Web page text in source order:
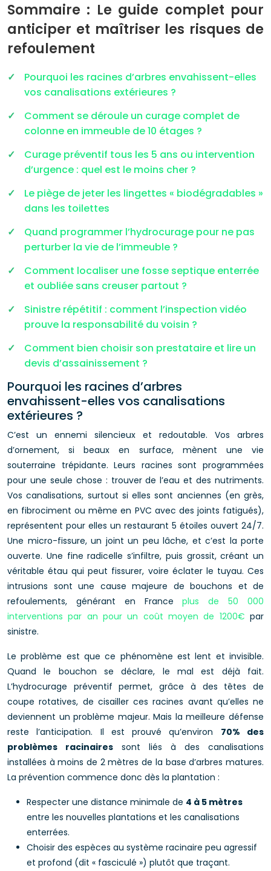
Sommaire : Le guide complet pour
anticiper et maîtriser les risques de
refoulement
Pourquoi les racines d’arbres envahissent-elles
vos canalisations extérieures ?
Comment se déroule un curage complet de
colonne en immeuble de 10 étages ?
Curage préventif tous les 5 ans ou intervention
d’urgence : quel est le moins cher ?
Le piège de jeter les lingettes « biodégradables »
dans les toilettes
Quand programmer l’hydrocurage pour ne pas
perturber la vie de l’immeuble ?
Comment localiser une fosse septique enterrée
et oubliée sans creuser partout ?
Sinistre répétitif : comment l’inspection vidéo
prouve la responsabilité du voisin ?
Comment bien choisir son prestataire et lire un
devis d’assainissement ?
Pourquoi les racines d’arbres
envahissent-elles vos canalisations
extérieures ?
C’est un ennemi silencieux et redoutable. Vos arbres
d’ornement, si beaux en surface, mènent une vie
souterraine trépidante. Leurs racines sont programmées
pour une seule chose : trouver de l’eau et des nutriments.
Vos canalisations, surtout si elles sont anciennes (en grès,
en fibrociment ou même en PVC avec des joints fatigués),
représentent pour elles un restaurant 5 étoiles ouvert 24/7.
Une micro-fissure, un joint un peu lâche, et c’est la porte
ouverte. Une fine radicelle s’infiltre, puis grossit, créant un
véritable étau qui peut fissurer, voire éclater le tuyau. Ces
intrusions sont une cause majeure de bouchons et de
refoulements, générant en Franceplus de 50 000
interventions par an pour un coût moyen de 1200€ par
sinistre.
Le problème est que ce phénomène est lent et invisible.
Quand le bouchon se déclare, le mal est déjà fait.
L’hydrocurage préventif permet, grâce à des têtes de
coupe rotatives, de cisailler ces racines avant qu’elles ne
deviennent un problème majeur. Mais la meilleure défense
reste l’anticipation. Il est prouvé qu’environ 70% des
problèmes racinaires sont liés à des canalisations
installées à moins de 2 mètres de la base d’arbres matures.
La prévention commence donc dès la plantation :
Respecter une distance minimale de 4 à 5 mètres
entre les nouvelles plantations et les canalisations
enterrées.
Choisir des espèces au système racinaire peu agressif
et profond (dit « fasciculé ») plutôt que traçant.